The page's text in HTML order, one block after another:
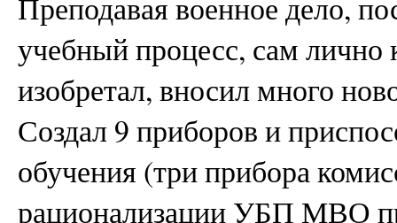
Преподавая военное дело,
учебный процесс, сам лично
изобретал, вносил много
Создал 9 приборов и
обучения (три прибора
рационализации УБП МВО